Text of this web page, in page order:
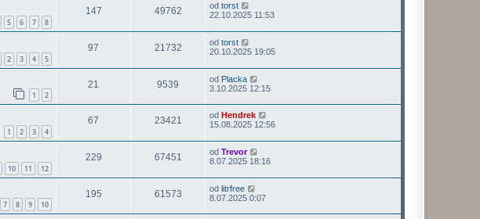
5 6 7 8
147 49762 od torst
22.10.2025 11:53
2 3 4 5
97 21732 od torst
20.10.2025 19:05
1 2
21 9539 od Placka
3.10.2025 12:15
1 2 3 4
67 23421 od Hendrek
15.08.2025 12:56
10 11 12
229 67451 od Trevor
8.07.2025 18:16
7 8 9 10
195 61573 od litrfree
8.07.2025 0:07